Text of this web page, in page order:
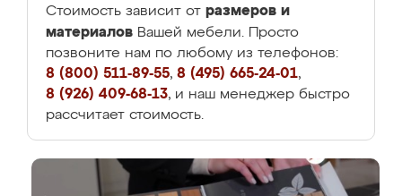
Стоимость зависит от размеров и
материалов Вашей мебели. Просто
позвоните нам по любому из телефонов:
8 (800) 511-89-55, 8 (495) 665-24-01,
8 (926) 409-68-13, и наш менеджер быстро
рассчитает стоимость.